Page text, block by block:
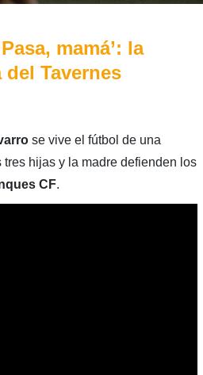
mamá’: la
Tavernes
se vive el fútbol de una
hijas y la madre defienden los
CF.